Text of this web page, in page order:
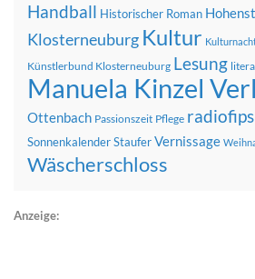
Handball Historischer Roman
Klosterneuburg Kultur
Künstlerbund Klosterneuburg Lesung
Manuela Kinzel
Ottenbach Passionszeit Pflege radiofips
SonnenkalenderStauferVernissage
Wäscherschloss
Anzeige: